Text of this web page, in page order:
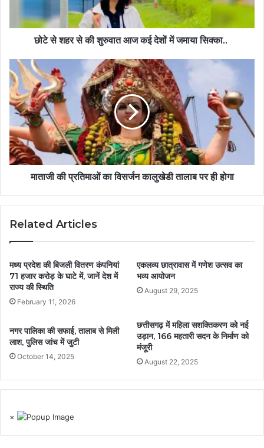
छोटे से शहर से की शुरुवात आज कई देशों में जमाया सिक्का..
माताजी की प्रतिमाओं का विसर्जन कालुखेडी तालाब पर ही होगा
Related Articles
मध्य प्रदेश की बिजली वितरण कंपनियां
71 हजार करोड़ के घाटे में, जानें देश में
राज्य की स्थिति
February 11, 2026
एकलव्य छात्रावास में गणेश उत्सव का
भव्य आयोजन
August 29, 2025
नगर पालिका की सफाई, तालाब से मिली
लाश, पुलिस जांच में जुटी
October 14, 2025
छत्तीसगढ़ में महिला सशक्तिकरण को नई
उड़ान, 166 महतारी सदन के निर्माण को
मंजूरी
August 22, 2025
×